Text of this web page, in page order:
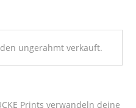
ungerahmt verkauft.
Prints verwandeln deine